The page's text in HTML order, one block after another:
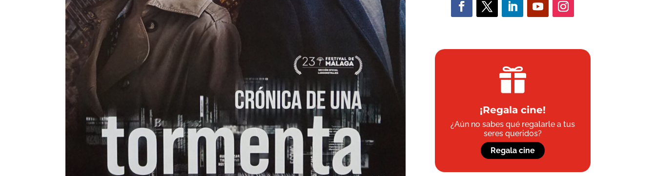

¡Regala cine!
¿Aún no sabes qué regalarle a tus
seres queridos?
Regala cine